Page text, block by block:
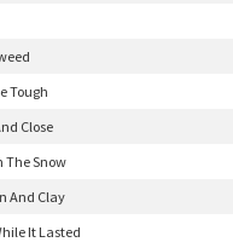
Tough
Close
The Snow
And Clay
It Lasted